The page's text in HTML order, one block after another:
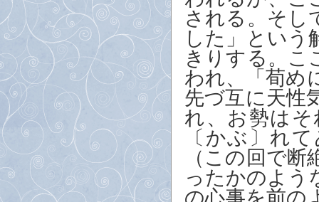
される。そし
した」という
きりする。こ
われ、「荀め
先づ互に天性
れ、お勢は
〔かぶ〕れて
（この回で
ったかのよう
の心事を前の